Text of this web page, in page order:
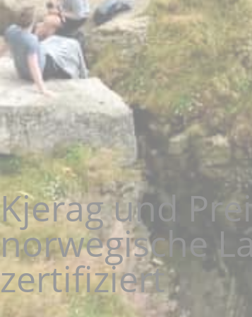
Kjerag und
norwegische
zertifiziert